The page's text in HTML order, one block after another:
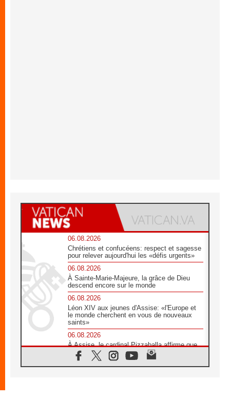
06.08.2026
Chrétiens et confucéens: respect et sagesse
pour relever aujourd'hui les «défis urgents»
06.08.2026
À Sainte-Marie-Majeure, la grâce de Dieu
descend encore sur le monde
06.08.2026
Léon XIV aux jeunes d'Assise: «l'Europe et
le monde cherchent en vous de nouveaux
saints»
06.08.2026
À Assise, le cardinal Pizzaballa affirme que
«les chrétiens veulent la paix»
06.08.2026